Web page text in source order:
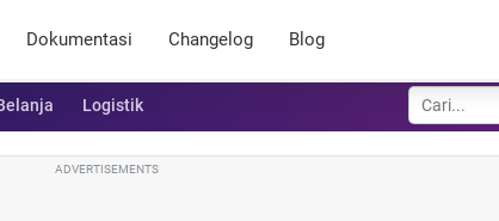
Dokumentasi Changelog Blog
Logistik
ADVERTISEMENTS